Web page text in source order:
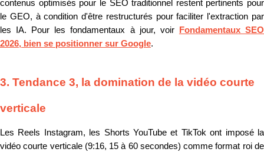
contenus optimisés pour le SEO traditionnel restent pertinents pour
le GEO, à condition d'être restructurés pour faciliter l'extraction par
les IA. Pour les fondamentaux à jour, voir
Fondamentaux SEO
2026, bien se positionner sur Google.
3. Tendance 3, la domination de la vidéo courte
verticale
Les Reels Instagram, les Shorts YouTube et TikTok ont imposé la
vidéo courte verticale (9:16, 15 à 60 secondes) comme format roi de